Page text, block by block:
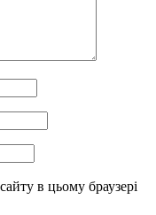
в цьому браузері